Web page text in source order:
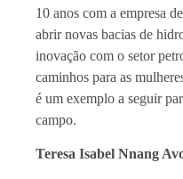
10 anos com a empresa
abrir novas bacias de
inovação com o setor
caminhos para as
é um exemplo a seguir
campo.
Teresa Isabel Nnang